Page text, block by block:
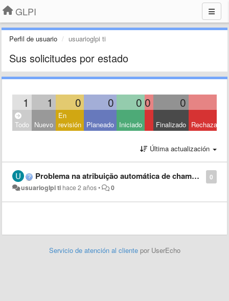
GLPI
Perfil de usuario usuarioglpi ti
Sus solicitudes por estado
1 1 0 0 0 0 0
Todo Nuevo
En
revisión Planeado Iniciado Finalizado Rechazado
Última actualización
0
Problema na atribuição automática de chamados no GLPi ao criar novos serviços
usuarioglpi ti hace 2 años• 0
Servicio de atención al cliente por UserEcho